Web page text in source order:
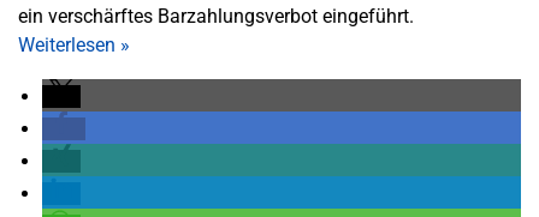
ein verschärftes Barzahlungsverbot eingeführt.
Weiterlesen »